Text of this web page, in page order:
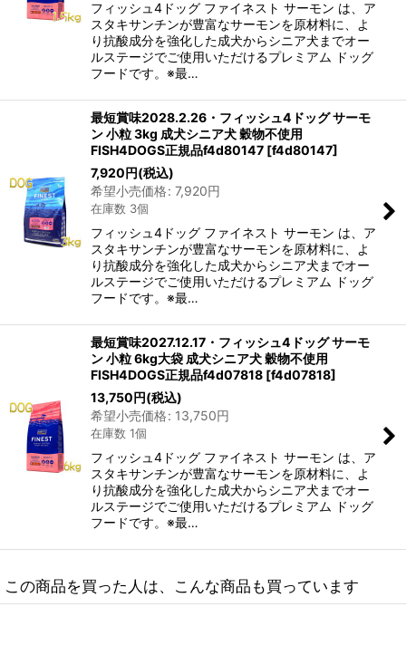
フィッシュ4ドッグ ファイネスト サーモン は、ア
スタキサンチンが豊富なサーモンを原材料に、よ
り抗酸成分を強化した成犬からシニア犬までオー
ルステージでご使用いただけるプレミアム ドッグ
フードです。※最…
最短賞味2028.2.26・フィッシュ4ドッグ サーモ
ン 小粒 3kg 成犬シニア犬 穀物不使用
FISH4DOGS正規品f4d80147 [f4d80147]
7,920円(税込)
希望小売価格: 7,920円
在庫数 3個
フィッシュ4ドッグ ファイネスト サーモン は、ア
スタキサンチンが豊富なサーモンを原材料に、よ
り抗酸成分を強化した成犬からシニア犬までオー
ルステージでご使用いただけるプレミアム ドッグ
フードです。※最…
最短賞味2027.12.17・フィッシュ4ドッグ サーモ
ン 小粒 6kg大袋 成犬シニア犬 穀物不使用
FISH4DOGS正規品f4d07818 [f4d07818]
13,750円(税込)
希望小売価格: 13,750円
在庫数 1個
フィッシュ4ドッグ ファイネスト サーモン は、ア
スタキサンチンが豊富なサーモンを原材料に、よ
り抗酸成分を強化した成犬からシニア犬までオー
ルステージでご使用いただけるプレミアム ドッグ
フードです。※最…
この商品を買った人は、こんな商品も買っています